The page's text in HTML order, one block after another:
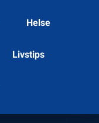
Helse
Livstips